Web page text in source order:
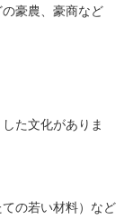
豪農、豪商など
た文化がありま
の若い材料）など